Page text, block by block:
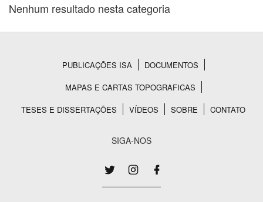
Nenhum resultado nesta categoria
Rodapé
PUBLICAÇÕES ISA
DOCUMENTOS
MAPAS E CARTAS TOPOGRAFICAS
TESES E DISSERTAÇÕES
VÍDEOS SOBRE CONTATO
SIGA-NOS